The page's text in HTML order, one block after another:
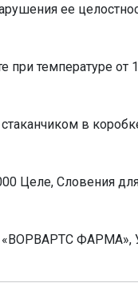
ее
температуре от
в
Целе, Словения
ФАРМА»,